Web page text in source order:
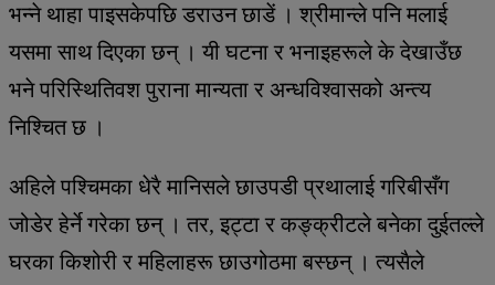
भन्ने थाहा पाइसकेपछि डराउन छाडें । श्रीमान्ले पनि मलाई
यसमा साथ दिएका छन् । यी घटना र भनाइहरूले के देखाउँछ
भने परिस्थितिवश पुराना मान्यता र अन्धविश्वासको अन्त्य
निश्चित छ ।
अहिले पश्चिमका धेरै मानिसले छाउपडी प्रथालाई गरिबीसँग
जोडेर हेर्ने गरेका छन् । तर, इट्टा र कङ्क्रीटले बनेका दुईतल्ले
घरका किशोरी र महिलाहरू छाउगोठमा बस्छन् । त्यसैले